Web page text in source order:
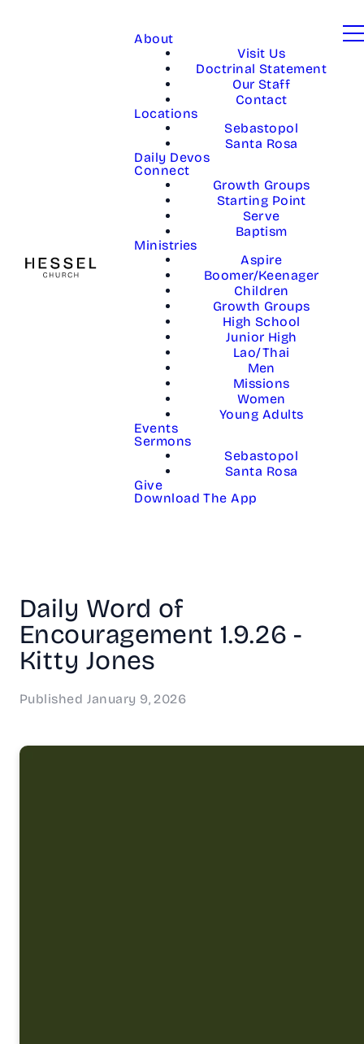
About
Visit Us
Doctrinal Statement
Our Staff
Contact
Locations
Sebastopol
Santa Rosa
Daily Devos
Connect
Growth Groups
Starting Point
Serve
Baptism
Ministries
Aspire
Boomer/Keenager
Children
Growth Groups
High School
Junior High
Lao/Thai
Men
Missions
Women
Young Adults
Events
Sermons
Sebastopol
Santa Rosa
Give
Download The App
Daily Word of
Encouragement 1.9.26 -
Kitty Jones
Published January 9, 2026